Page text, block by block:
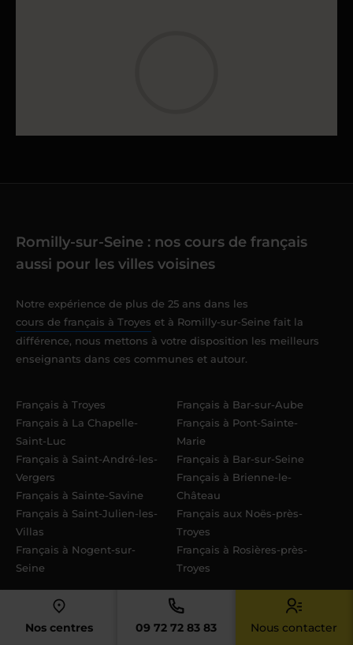
Nos centres 09 72 72 83 83 Nous contacter
Romilly-sur-Seine : nos cours de français
aussi pour les villes voisines
Notre expérience de plus de 25 ans dans les
cours de français à Troyes et à Romilly-sur-Seine fait la
différence, nous mettons à votre disposition les meilleurs
enseignants dans ces communes et autour.
Français à Troyes
Français à La Chapelle-
Saint-Luc
Français à Saint-André-les-
Vergers
Français à Sainte-Savine
Français à Saint-Julien-les-
Villas
Français à Nogent-sur-
Seine
Français à Bar-sur-Aube
Français à Pont-Sainte-
Marie
Français à Bar-sur-Seine
Français à Brienne-le-
Château
Français aux Noës-près-
Troyes
Français à Rosières-près-
Troyes
Français à Arcis-sur-Aube